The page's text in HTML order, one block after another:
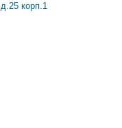
корп.1